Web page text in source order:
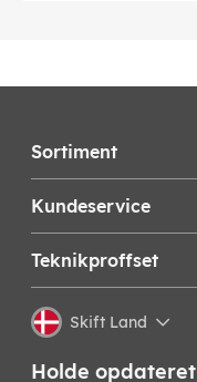
Sortiment
Kundeservice
Teknikproffset
Skift Land
Holde opdateret